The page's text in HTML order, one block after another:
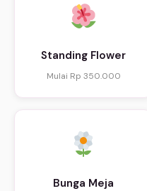
Standing Flower
Mulai Rp 350.000
Bunga Meja